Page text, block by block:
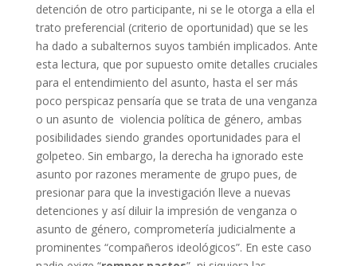
detención de otro participante, ni se le otorga a ella el
trato preferencial (criterio de oportunidad) que se les
ha dado a subalternos suyos también implicados. Ante
esta lectura, que por supuesto omite detalles cruciales
para el entendimiento del asunto, hasta el ser más
poco perspicaz pensaría que se trata de una venganza
o un asunto de violencia política de género, ambas
posibilidades siendo grandes oportunidades para el
golpeteo. Sin embargo, la derecha ha ignorado este
asunto por razones meramente de grupo pues, de
presionar para que la investigación lleve a nuevas
detenciones y así diluir la impresión de venganza o
asunto de género, comprometería judicialmente a
prominentes “compañeros ideológicos”. En este caso